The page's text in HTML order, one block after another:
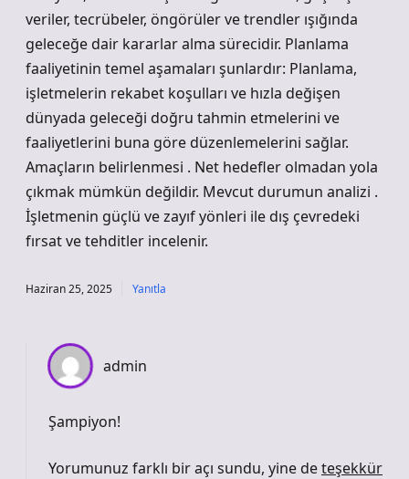
veriler, tecrübeler, öngörüler ve trendler ışığında
geleceğe dair kararlar alma sürecidir. Planlama
faaliyetinin temel aşamaları şunlardır: Planlama,
işletmelerin rekabet koşulları ve hızla değişen
dünyada geleceği doğru tahmin etmelerini ve
faaliyetlerini buna göre düzenlemelerini sağlar.
Amaçların belirlenmesi . Net hedefler olmadan yola
çıkmak mümkün değildir. Mevcut durumun analizi .
İşletmenin güçlü ve zayıf yönleri ile dış çevredeki
fırsat ve tehditler incelenir.
Haziran 25, 2025 Yanıtla
admin
Şampiyon!
Yorumunuz farklı bir açı sundu, yine deteşekkür